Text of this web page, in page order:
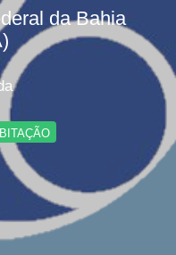
da Bahia